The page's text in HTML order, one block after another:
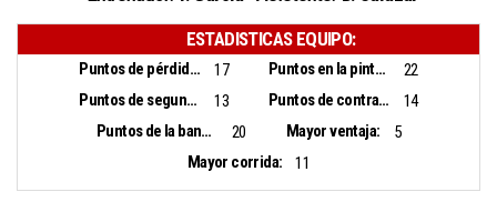
ESTADISTICAS EQUIPO:
Puntos de pérdidas: 17 Puntos en la pintura:
22
Puntos de segunda oportunidad:
13 Puntos de contra ataque:
14
Puntos de la banca:
20 Mayor ventaja:
5
Mayor corrida:
11